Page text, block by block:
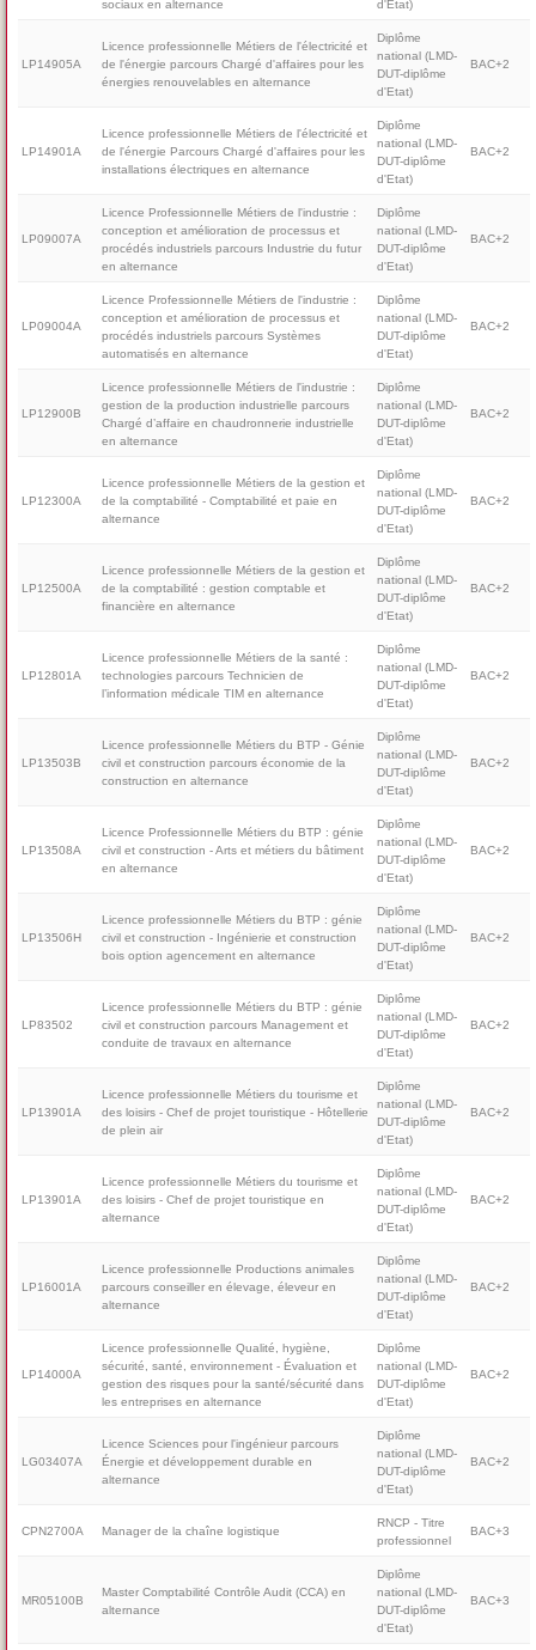
sociaux en alternance d'Etat)
LP14905A
Licence professionnelle Métiers de l'électricité et
de l'énergie parcours Chargé d'affaires pour les
énergies renouvelables en alternance
Diplôme
national (LMD-
DUT-diplôme
d'Etat)
BAC+2
LP14901A
Licence professionnelle Métiers de l'électricité et
de l'énergie Parcours Chargé d'affaires pour les
installations électriques en alternance
Diplôme
national (LMD-
DUT-diplôme
d'Etat)
BAC+2
LP09007A
Licence Professionnelle Métiers de l'industrie :
conception et amélioration de processus et
procédés industriels parcours Industrie du futur
en alternance
Diplôme
national (LMD-
DUT-diplôme
d'Etat)
BAC+2
LP09004A
Licence Professionnelle Métiers de l'industrie :
conception et amélioration de processus et
procédés industriels parcours Systèmes
automatisés en alternance
Diplôme
national (LMD-
DUT-diplôme
d'Etat)
BAC+2
LP12900B
Licence professionnelle Métiers de l'industrie :
gestion de la production industrielle parcours
Chargé d’affaire en chaudronnerie industrielle
en alternance
Diplôme
national (LMD-
DUT-diplôme
d'Etat)
BAC+2
LP12300A
Licence professionnelle Métiers de la gestion et
de la comptabilité - Comptabilité et paie en
alternance
Diplôme
national (LMD-
DUT-diplôme
d'Etat)
BAC+2
LP12500A
Licence professionnelle Métiers de la gestion et
de la comptabilité : gestion comptable et
financière en alternance
Diplôme
national (LMD-
DUT-diplôme
d'Etat)
BAC+2
LP12801A
Licence professionnelle Métiers de la santé :
technologies parcours Technicien de
l’information médicale TIM en alternance
Diplôme
national (LMD-
DUT-diplôme
d'Etat)
BAC+2
LP13503B
Licence professionnelle Métiers du BTP - Génie
civil et construction parcours économie de la
construction en alternance
Diplôme
national (LMD-
DUT-diplôme
d'Etat)
BAC+2
LP13508A
Licence Professionnelle Métiers du BTP : génie
civil et construction - Arts et métiers du bâtiment
en alternance
Diplôme
national (LMD-
DUT-diplôme
d'Etat)
BAC+2
LP13506H
Licence professionnelle Métiers du BTP : génie
civil et construction - Ingénierie et construction
bois option agencement en alternance
Diplôme
national (LMD-
DUT-diplôme
d'Etat)
BAC+2
LP83502
Licence professionnelle Métiers du BTP : génie
civil et construction parcours Management et
conduite de travaux en alternance
Diplôme
national (LMD-
DUT-diplôme
d'Etat)
BAC+2
LP13901A
Licence professionnelle Métiers du tourisme et
des loisirs - Chef de projet touristique - Hôtellerie
de plein air
Diplôme
national (LMD-
DUT-diplôme
d'Etat)
BAC+2
LP13901A
Licence professionnelle Métiers du tourisme et
des loisirs - Chef de projet touristique en
alternance
Diplôme
national (LMD-
DUT-diplôme
d'Etat)
BAC+2
LP16001A
Licence professionnelle Productions animales
parcours conseiller en élevage, éleveur en
alternance
Diplôme
national (LMD-
DUT-diplôme
d'Etat)
BAC+2
LP14000A
Licence professionnelle Qualité, hygiène,
sécurité, santé, environnement - Évaluation et
gestion des risques pour la santé/sécurité dans
les entreprises en alternance
Diplôme
national (LMD-
DUT-diplôme
d'Etat)
BAC+2
LG03407A
Licence Sciences pour l'ingénieur parcours
Énergie et développement durable en
alternance
Diplôme
national (LMD-
DUT-diplôme
d'Etat)
BAC+2
CPN2700A Manager de la chaîne logistique
RNCP - Titre
professionnel
BAC+3
MR05100B
Master Comptabilité Contrôle Audit (CCA) en
alternance
Diplôme
national (LMD-
DUT-diplôme
d'Etat)
BAC+3